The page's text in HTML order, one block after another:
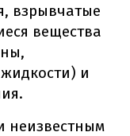
взрывчатые
вещества
и
неизвестным